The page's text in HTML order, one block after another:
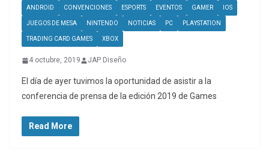
ANDROID CONVENCIONES ESPORTS EVENTOS GAMER IOS
JUEGOS DE MESA NINTENDO NOTICIAS PC PLAYSTATION
TRADING CARD GAMES XBOX
4 octubre, 2019 JAP Diseño
El día de ayer tuvimos la oportunidad de asistir a la
conferencia de prensa de la edición 2019 de Games
Read More